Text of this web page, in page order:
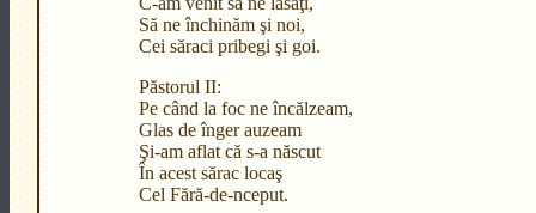
Să ne închinăm şi noi,
Cei săraci pribegi şi goi.
Păstorul II:
Pe când la foc ne încălzeam,
Glas de înger auzeam
Şi-am aflat că s-a născut
În acest sărac locaş
Cel Fără-de-nceput.